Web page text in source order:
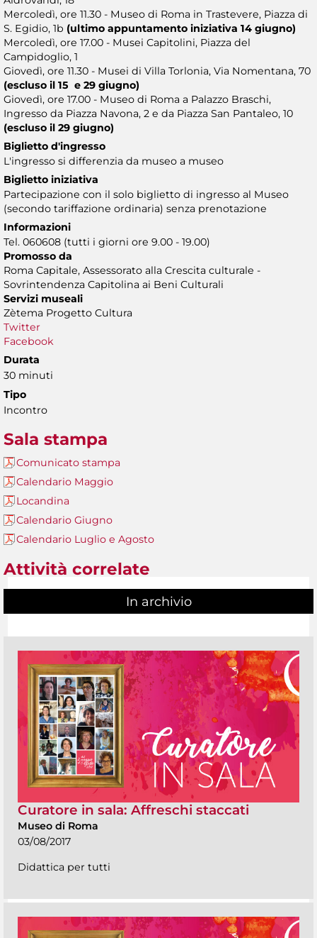
Mercoledì, ore 11.30 - Museo di Roma in Trastevere, Piazza di
S. Egidio, 1b (ultimo appuntamento iniziativa 14 giugno)
Mercoledì, ore 17.00 - Musei Capitolini, Piazza del
Campidoglio, 1
Giovedì, ore 11.30 - Musei di Villa Torlonia, Via Nomentana, 70
(escluso il 15 e 29 giugno)
Giovedì, ore 17.00 - Museo di Roma a Palazzo Braschi,
Ingresso da Piazza Navona, 2 e da Piazza San Pantaleo, 10
(escluso il 29 giugno)
Biglietto d'ingresso
L'ingresso si differenzia da museo a museo
Biglietto iniziativa
Partecipazione con il solo biglietto di ingresso al Museo
(secondo tariffazione ordinaria) senza prenotazione
Informazioni
Tel. 060608 (tutti i giorni ore 9.00 - 19.00)
Promosso da
Roma Capitale, Assessorato alla Crescita culturale -
Sovrintendenza Capitolina ai Beni Culturali
Servizi museali
Zètema Progetto Cultura
Twitter
Facebook
Durata
30 minuti
Tipo
Incontro
Sala stampa
Comunicato stampa
Calendario Maggio
Locandina
Calendario Giugno
Calendario Luglio e Agosto
Attività correlate
In archivio
Curatore in sala: Affreschi staccati
Museo di Roma
03/08/2017
Didattica per tutti